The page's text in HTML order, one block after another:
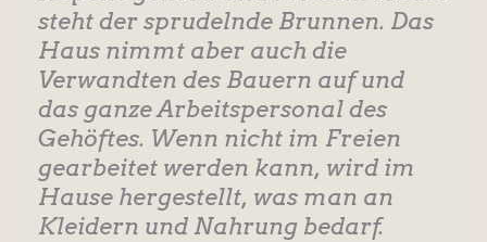
steht der sprudelnde Brunnen. Das
Haus nimmt aber auch die
Verwandten des Bauern auf und
das ganze Arbeitspersonal des
Gehöftes. Wenn nicht im Freien
gearbeitet werden kann, wird im
Hause hergestellt, was man an
Kleidern und Nahrung bedarf.